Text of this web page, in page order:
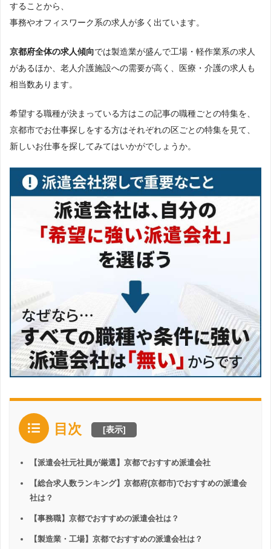
することから、
事務やオフィスワーク系の求人が多く出ています。
京都府全体の求人傾向では製造業が盛んで工場・軽作業系の求人
があるほか、老人介護施設への需要が高く、医療・介護の求人も
相当数あります。
希望する職種が決まっている方はこの記事の職種ごとの特集を、
京都市でお仕事探しをする方はそれぞれの区ごとの特集を見て、
新しいお仕事を探してみてはいかがでしょうか。
目次 [表示]
【派遣会社元社員が厳選】京都でおすすめ派遣会社
【総合求人数ランキング】京都府(京都市)でおすすめの派遣会
社は？
【事務職】京都でおすすめの派遣会社は？
【製造業・工場】京都でおすすめの派遣会社は？